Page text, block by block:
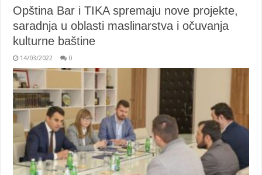
Opština Bar i TIKA spremaju nove projekte,
saradnja u oblasti maslinarstva i očuvanja
kulturne baštine
14/03/2022 0